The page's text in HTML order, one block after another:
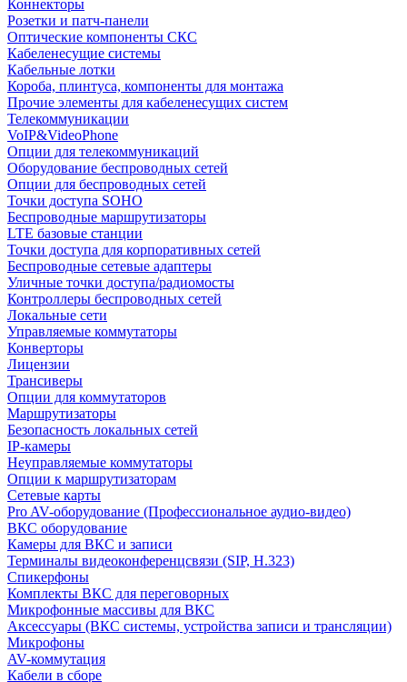
Коннекторы
Розетки и патч-панели
Оптические компоненты СКС
Кабеленесущие системы
Кабельные лотки
Короба, плинтуса, компоненты для монтажа
Прочие элементы для кабеленесущих систем
Телекоммуникации
VoIP&VideoPhone
Опции для телекоммуникаций
Оборудование беспроводных сетей
Опции для беспроводных сетей
Точки доступа SOHO
Беспроводные маршрутизаторы
LTE базовые станции
Точки доступа для корпоративных сетей
Беспроводные сетевые адаптеры
Уличные точки доступа/радиомосты
Контроллеры беспроводных сетей
Локальные сети
Управляемые коммутаторы
Конверторы
Лицензии
Трансиверы
Опции для коммутаторов
Маршрутизаторы
Безопасность локальных сетей
IP-камеры
Неуправляемые коммутаторы
Опции к маршрутизаторам
Сетевые карты
Pro AV-оборудование (Профессиональное аудио-видео)
ВКС оборудование
Камеры для ВКС и записи
Терминалы видеоконференцсвязи (SIP, H.323)
Спикерфоны
Комплекты ВКС для переговорных
Микрофонные массивы для ВКС
Аксессуары (ВКС системы, устройства записи и трансляции)
Микрофоны
AV-коммутация
Кабели в сборе